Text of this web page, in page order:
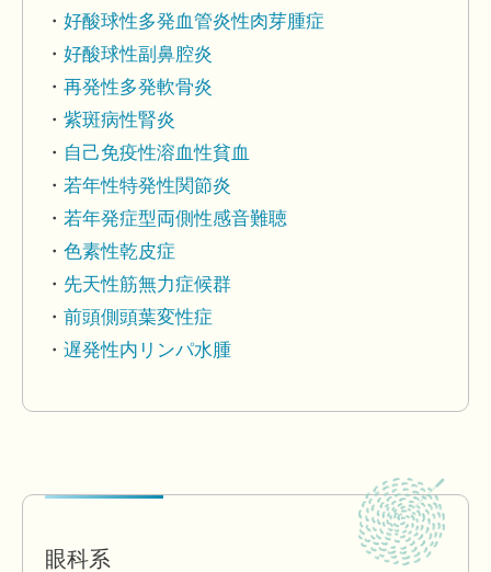
好酸球性多発血管炎性肉芽腫症
好酸球性副鼻腔炎
再発性多発軟骨炎
紫斑病性腎炎
自己免疫性溶血性貧血
若年性特発性関節炎
若年発症型両側性感音難聴
色素性乾皮症
先天性筋無力症候群
前頭側頭葉変性症
遅発性内リンパ水腫
眼科系